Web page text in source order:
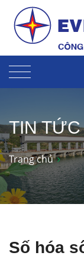
TIN
Trang chủ
Số hóa